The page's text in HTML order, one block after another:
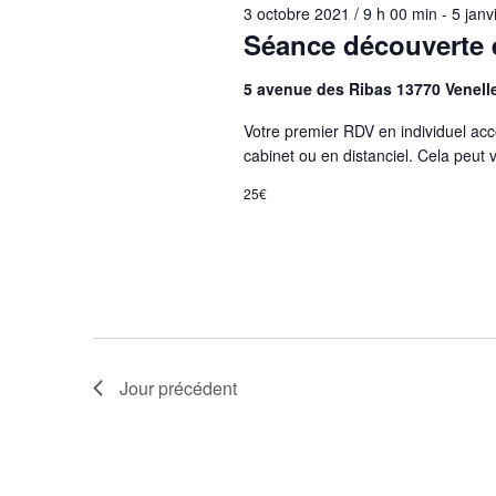
Séance
3 octobre 2021 / 9 h 00 min - 5
5 avenue des Ribas 13770
Votre premier RDV en individuel
cabinet ou en distanciel. Cela peut
25€
Jour précédent